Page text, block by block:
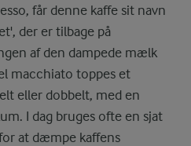
får denne kaffe sit navn
der er tilbage på
af den dampede mælk
macchiato toppes et
eller dobbelt, med en
I dag bruges ofte en sjat
at dæmpe kaffens